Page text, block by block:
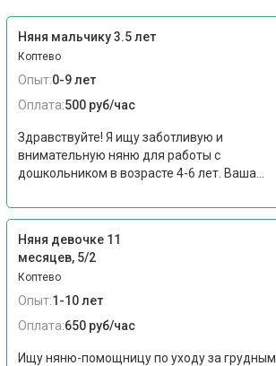
Няня мальчику 3.5 лет
Коптево
Опыт:0-9 лет
Оплата:500 руб/час
Здравствуйте! Я ищу заботливую и
внимательную няню для работы с
дошкольником в возрасте 4-6 лет. Ваша...
Няня девочке 11
месяцев, 5/2
Коптево
Опыт:1-10 лет
Оплата:650 руб/час
Ищу няню-помощницу по уходу за грудным